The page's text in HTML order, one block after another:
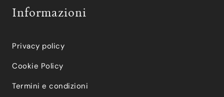
Informazioni
Privacy policy
Cookie Policy
Termini e condizioni